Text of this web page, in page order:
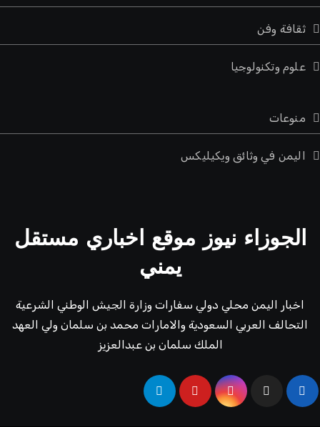
ثقافة وفن
علوم وتكنولوجيا
منوعات
اليمن في وثائق ويكيليكس
الجوزاء نيوز موقع اخباري مستقل
يمني
اخبار اليمن محلي دولي سفارات وزارة الجيش الوطني الشرعية
التحالف العربي السعودية والامارات محمد بن سلمان ولي العهد
الملك سلمان بن عبدالعزيز